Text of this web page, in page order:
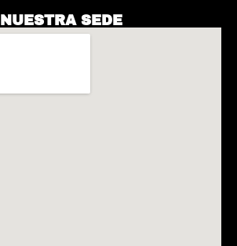
NUESTRA SEDE